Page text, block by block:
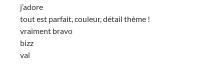
j’adore
tout est parfait, couleur, détail thème !
vraiment bravo
bizz
val